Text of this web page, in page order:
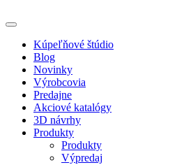
Kúpeľňové štúdio
Blog
Novinky
Výrobcovia
Predajne
Akciové katalógy
3D návrhy
Produkty
Produkty
Výpredaj